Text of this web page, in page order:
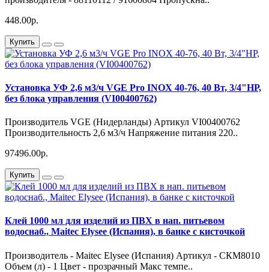
448.00р.
Купить
Установка УФ 2,6 м3/ч VGE Pro INOX 40-76, 40 Вт, 3/4"НР,
без блока управления (VI00400762)
Производитель VGE (Нидерланды) Артикул VI00400762
Производительность 2,6 м3/ч Напряжение питания 220..
97496.00р.
Купить
Клей 1000 мл для изделий из ПВХ в нап. питьевом
водоснаб., Maitec Elysee (Испания), в банке с кисточкой
Производитель - Maitec Elysee (Испания) Артикул - СКМ8010
Объем (л) - 1 Цвет - прозрачный Макс темпе..